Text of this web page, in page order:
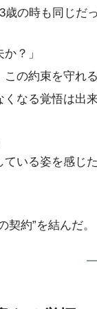
の時も同じだっ
？」
の約束を守れる
くなる覚悟は出
いる姿を感じた
契約”を結んだ。